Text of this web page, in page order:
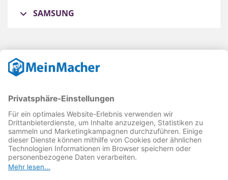
SAMSUNG
Reparatur Revolution
MeinMacher ist eine Marke derVangerow GmbH
kämpft als Gründungsmitglied des